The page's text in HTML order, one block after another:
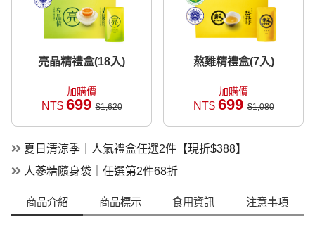
亮晶精禮盒(18入)
加購價
NT$ 699$1,620
熬雞精禮盒(7入)
加購價
NT$ 699$1,080
夏日清涼季｜人氣禮盒任選2件【現折$388】
人蔘精隨身袋｜任選第2件68折
商品介紹 商品標示 食用資訊 注意事項